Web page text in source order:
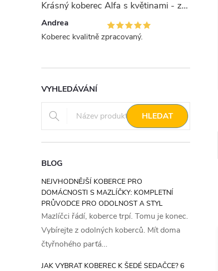
Krásný koberec Alfa s květinami - zelený
Andrea
Koberec kvalitně zpracovaný.
VYHLEDÁVÁNÍ
HLEDAT
BLOG
NEJVHODNĚJŠÍ KOBERCE PRO
DOMÁCNOSTI S MAZLÍČKY: KOMPLETNÍ
PRŮVODCE PRO ODOLNOST A STYL
Mazlíčci řádí, koberce trpí. Tomu je konec.
Vybírejte z odolných koberců. Mít doma
čtyřnohého parťá...
JAK VYBRAT KOBEREC K ŠEDÉ SEDAČCE? 6